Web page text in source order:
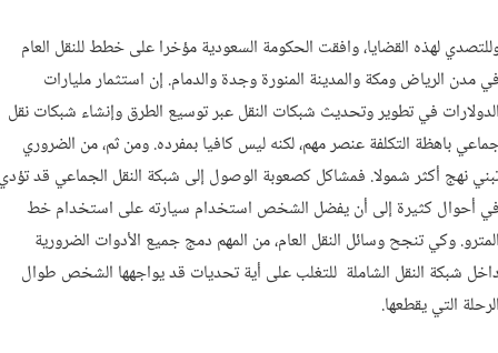
لهذه القضايا، وافقت الحكومة السعودية مؤخرا على خطط للنقل العام
مدن الرياض ومكة والمدينة المنورة وجدة والدمام. إن استثمار مليارات
في تطوير وتحديث شبكات النقل عبر توسيع الطرق وإنشاء شبكات نقل
باهظة التكلفة عنصر مهم، لكنه ليس كافيا بمفرده. ومن ثم، من الضروري
نهج أكثر شمولا. فمشاكل كصعوبة الوصول إلى شبكة النقل الجماعي قد
أحوال كثيرة إلى أن يفضل الشخص استخدام سيارته على استخدام خط
وكي تنجح وسائل النقل العام، من المهم دمج جميع الأدوات الضرورية
شبكة النقل الشاملة للتغلب على أية تحديات قد يواجهها الشخص طوال
التي يقطعها.